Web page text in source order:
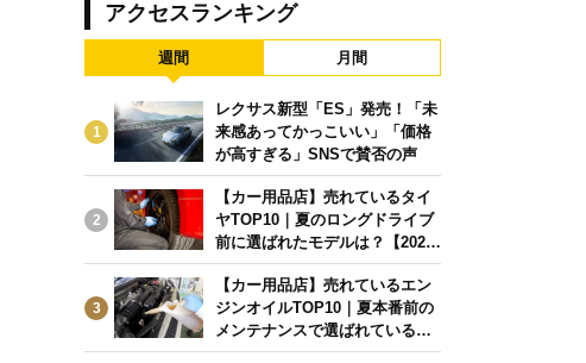
アクセスランキング
週間 月間
1
レクサス新型「ES」発売！「未
来感あってかっこいい」「価格
が高すぎる」SNSで賛否の声
2
【カー用品店】売れているタイ
ヤTOP10｜夏のロングドライブ
前に選ばれたモデルは？【2026
年6月版】
3
【カー用品店】売れているエン
ジンオイルTOP10｜夏本番前の
メンテナンスで選ばれている人
気モデルは？【2026年6月版】